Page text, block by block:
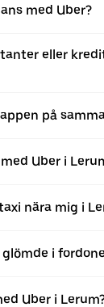
med Uber?
eller
på
Uber i
nära mig i
i
Uber i